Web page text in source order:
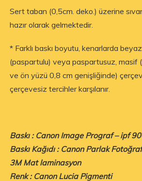
Sert taban (0,5cm. deko.) üzerine
hazır olarak gelmektedir.
* Farklı baskı boyutu, kenarlarda
(paspartulu) veya paspartusuz, masif
ve ön yüzü 0,8 cm genişliğinde)
çerçevesiz tercihler karşılanır.
Baskı : Canon Image Prograf – ipf
Baskı Kağıdı : Canon Parlak
3M Mat laminasyon
Renk : Canon Lucia Pigmenti